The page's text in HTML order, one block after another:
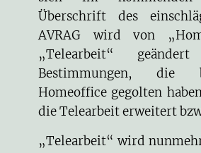
Überschrift des
AVRAGwird von
„Telearbeit“
Bestimmungen,
Homeoffice gegolten
die Telearbeit erweitert
„Telearbeit“ wird